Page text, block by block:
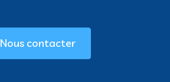
Nous contacter